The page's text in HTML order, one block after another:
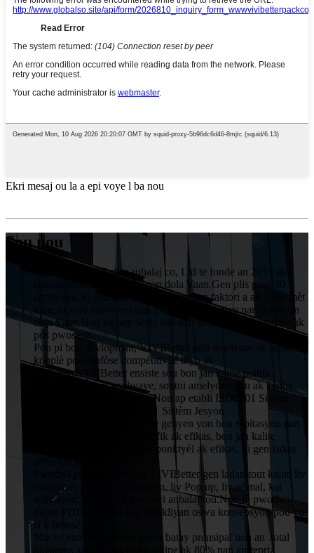
Ekri mesaj ou la a epi voye l ba nou
Sou nou
HuiZhou VIVIBetter anbalaj co, Ltd te fonde an 2015 ak
envestisman an nan 1 milyon dola Yuan.Gen plis pase 50
anplwaye, ki gen ladan 5 teknisyen nan faktori a ak 1000 mèt
kare, ki valè anyèl brit nan pwodiksyon te rive nan 5 milyon
dola Yuan.Nou ka bay sèvis soti nan konsepsyon, enprime ak
pòs pwosesis.
Pou pi bon devlopman, VIVIBetter pral amelyore ak refòm
konplè pou ranfòse compétitivité li yo ak
enfliyans.VIVIBetter ensiste sou bon jan kalite politik
patisipasyon tout anplwaye, soutni amelyorasyon ak kenbe
angajman pou chak kliyan.Nou ap etabli ISO9001 Sistèm
Asirans Kalite ak ISO14001 Sistèm Jesyon
Anviwònman.VIVIBetter te genyen yon bon repitasyon nan
men kliyan ak jesyon syantifik ak efikas, bon jan kalite
pwodwi, pri rezonab, sèvis ponktyèl ak efikas, ki gen ladan
Pwodwi prensipal yo nan VIVIBetter gen ladan tout kalite liv
timoun ak liv son, liv manyen, liv Pop up, liv nòmal, kat
salitasyon. ak kèk lòt pwodwi anbalaj tou.Nou fè pwodwi
dapre PDF oswa AI soti nan kliyan oswa konsepsyon pou yo
Mache entènasyonal se jaden batay prensipal nou an .total
buisiness soti nan aletranje okipe ak 80% nan antrepriz